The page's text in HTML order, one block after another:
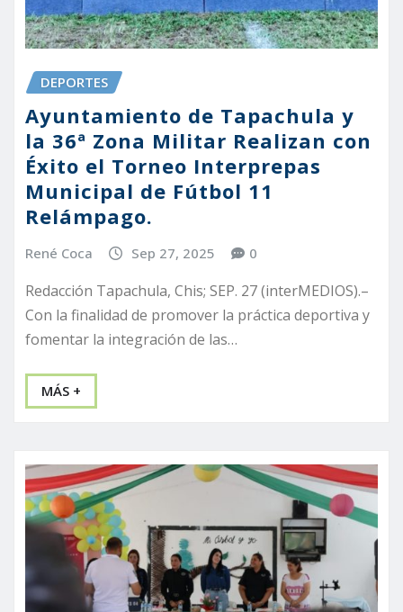
DEPORTES
Ayuntamiento de Tapachula y
la 36ª Zona Militar Realizan con
Éxito el Torneo Interprepas
Municipal de Fútbol 11
Relámpago.
René Coca Sep 27, 2025 0
Redacción Tapachula, Chis; SEP. 27 (interMEDIOS).–
Con la finalidad de promover la práctica deportiva y
fomentar la integración de las…
MÁS +